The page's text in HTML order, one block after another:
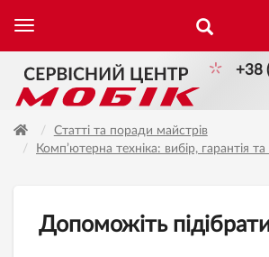
+38
Статті та поради майстрів
Комп’ютерна техніка: вибір, гарантія
Допоможіть